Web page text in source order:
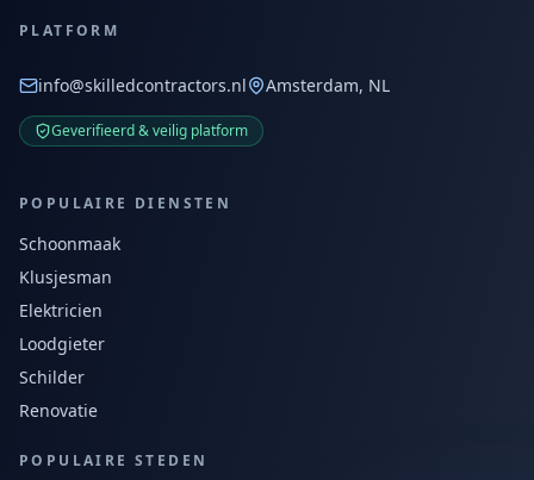
PLATFORM
info@skilledcontractors.nl Amsterdam, NL
Geverifieerd & veilig platform
POPULAIRE DIENSTEN
Schoonmaak
Klusjesman
Elektricien
Loodgieter
Schilder
Renovatie
POPULAIRE STEDEN